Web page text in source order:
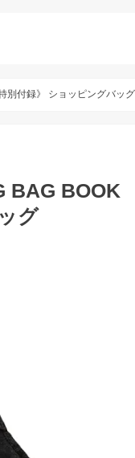
別付録》 ショッピングバッグ
BAG BOOK
グ